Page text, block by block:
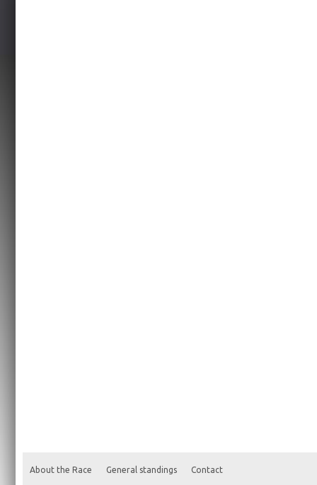
About the Race General standings Contact